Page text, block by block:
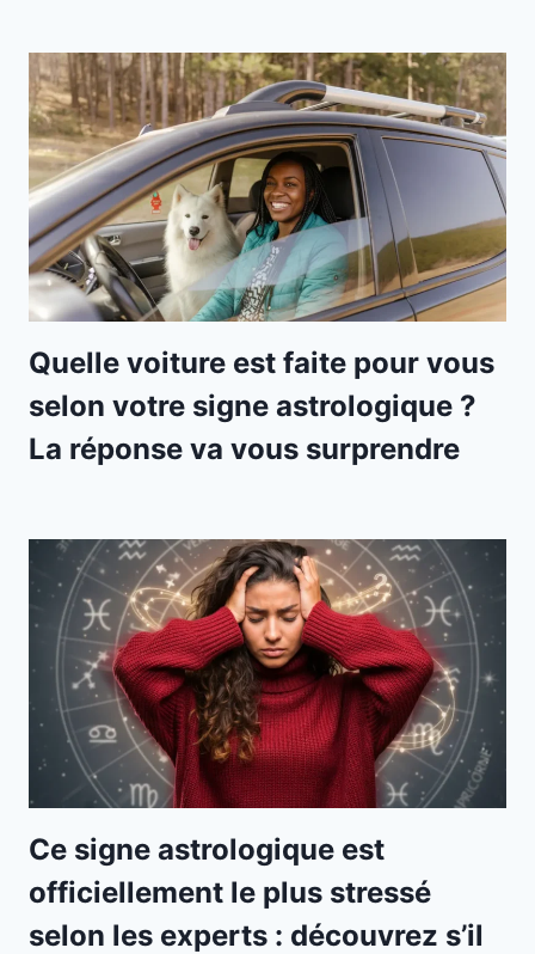
Quelle voiture est faite pour vous
selon votre signe astrologique ?
La réponse va vous surprendre
Ce signe astrologique est
officiellement le plus stressé
selon les experts : découvrez s’il